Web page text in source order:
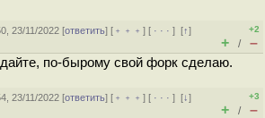
23/11/2022 [ответить] [ ﹢﹢﹢] [ · · ·][↑]
+2
+ / –
по-бырому свой форк сделаю.
23/11/2022 [ответить] [ ﹢﹢﹢] [ · · ·][↓]
+3
+ / –